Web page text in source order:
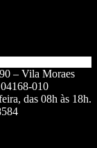
– Vila Moraes
010
das 08h às 18h.